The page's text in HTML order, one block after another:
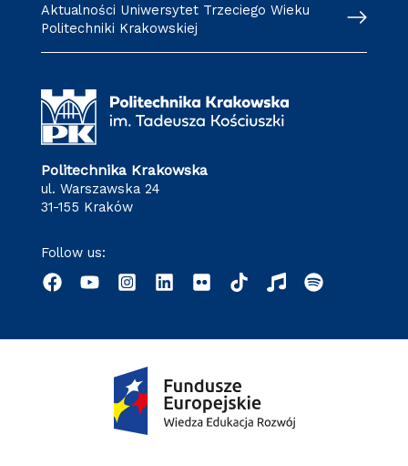
Aktualności Uniwersytet Trzeciego Wieku
Politechniki Krakowskiej
Politechnika Krakowska
ul. Warszawska 24
31-155 Kraków
Follow us: